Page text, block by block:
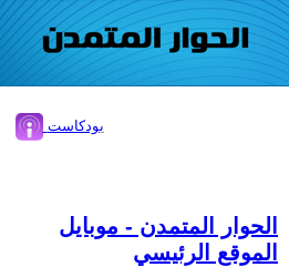
بودكاست
الحوار المتمدن - موبايل
الموقع الرئيسي